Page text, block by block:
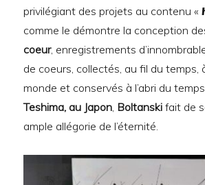
privilégiant des projets au contenu «
comme le démontre la conception
coeur, enregistrements
de coeurs, collectés, au fil du temps,
monde et conservés à l’abri du
Teshima, au Japon, Boltanskifait de
ample allégorie de l’éternité.